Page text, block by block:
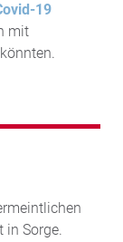
19
mit
in Sorge.